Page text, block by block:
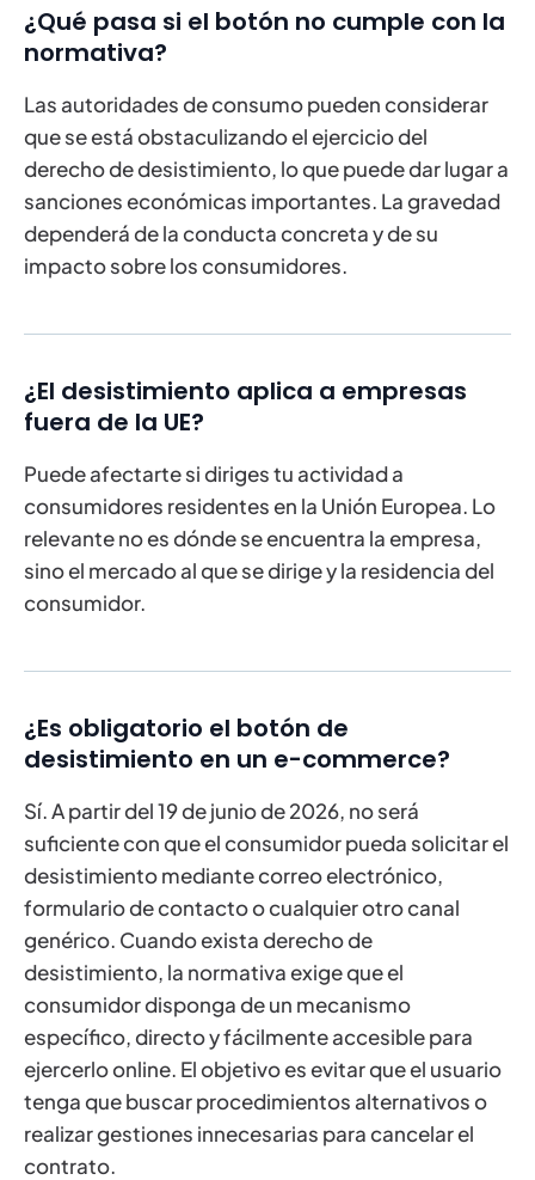
¿Qué pasa si el botón no cumple con la
normativa?
Las autoridades de consumo pueden considerar
que se está obstaculizando el ejercicio del
derecho de desistimiento, lo que puede dar lugar a
sanciones económicas importantes. La gravedad
dependerá de la conducta concreta y de su
impacto sobre los consumidores.
¿El desistimiento aplica a empresas
fuera de la UE?
Puede afectarte si diriges tu actividad a
consumidores residentes en la Unión Europea. Lo
relevante no es dónde se encuentra la empresa,
sino el mercado al que se dirige y la residencia del
consumidor.
¿Es obligatorio el botón de
desistimiento en un e-commerce?
Sí. A partir del 19 de junio de 2026, no será
suficiente con que el consumidor pueda solicitar el
desistimiento mediante correo electrónico,
formulario de contacto o cualquier otro canal
genérico. Cuando exista derecho de
desistimiento, la normativa exige que el
consumidor disponga de un mecanismo
específico, directo y fácilmente accesible para
ejercerlo online. El objetivo es evitar que el usuario
tenga que buscar procedimientos alternativos o
realizar gestiones innecesarias para cancelar el
contrato.